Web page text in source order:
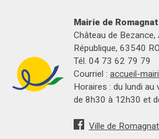
Mairie de Romagnat
Château de Bezance,
République, 63540
Tél. 04 73 62 79 79
Courriel : accueil-
Horaires : du lundi au
de 8h30 à 12h30 et
Ville de Romagnat